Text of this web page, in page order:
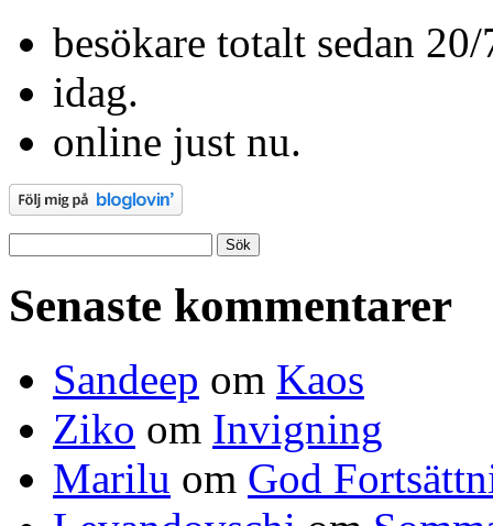
besökare totalt sedan
idag.
online just nu.
efter:
Senaste kommentarer
Sandeep om Kaos
Ziko om Invigning
Marilu om God